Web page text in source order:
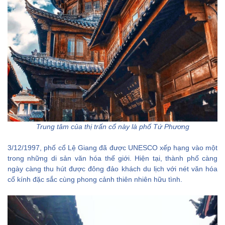
Shangrila?
1. Làm visa Trung
Quốc như thế nào?
2. Hướng dẫn truy
cập Internet ở Trung
Quốc
3. Một số những lưu
ý khác
Trung tâm của thị trấn cổ này là phố Tứ Phương
3/12/1997, phố cổ Lệ Giang đã được UNESCO xếp hạng vào một
trong những di sản văn hóa thế giới. Hiện tại, thành phố càng
ngày càng thu hút được đông đảo khách du lịch với nét văn hóa
cổ kính đặc sắc cùng phong cảnh thiên nhiên hữu tình.